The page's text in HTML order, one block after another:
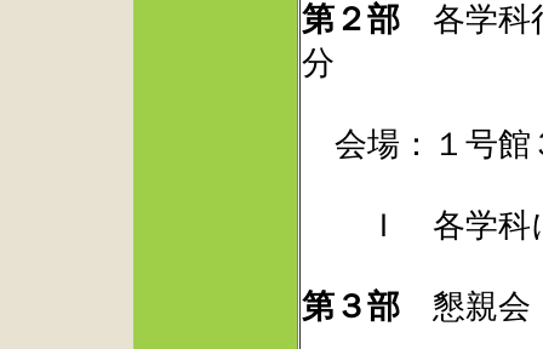
第２部各学科
分
会場：１号館
Ｉ 各学科に
第３部懇親会